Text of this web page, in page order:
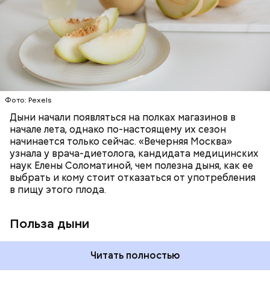
Фото: Pexels
Дыни начали появляться на полках магазинов в
начале лета, однако по-настоящему их сезон
начинается только сейчас. «Вечерняя Москва»
узнала у врача-диетолога, кандидата медицинских
наук Елены Соломатиной, чем полезна дыня, как ее
выбрать и кому стоит отказаться от употребления
в пищу этого плода.
Польза дыни
доктор. Кроме того, этот плод богат витаминами и
минералами. Так, в дыне содержатся:
необходим для обновления кожи. Дыня
«делает пилинг изнутри», обновляет
слизистые оболочки органов. А еще именно
бета-каротин обеспечивает дыне желтый
лютеин и зеаксантин — эти каротиноиды
отлично поддерживают наше зрение;
калий — оказывает мочегонное действие,
поддерживает сердечно-сосудистую
систему и предотвращает скачки давления;
магний — помогает калию и не дает сосудам
спазмироваться.
Читать полностью
ЗДОРОВЬЕ
ПРАВИЛЬНОЕ ПИТАНИЕ
ОВОЩИ
ЛЕТО ФРУКТЫ